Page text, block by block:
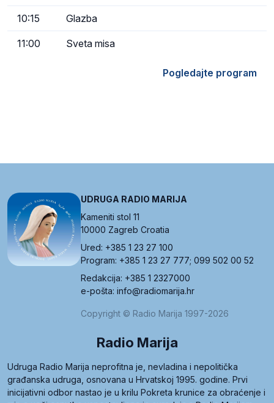
10:15 Glazba
11:00 Sveta misa
Pogledajte program
UDRUGA RADIO MARIJA
Kameniti stol 11
10000 Zagreb Croatia
Ured: +385 1 23 27 100
Program: +385 1 23 27 777; 099 502 00 52
Redakcija: +385 1 2327000
e-pošta: info@radiomarija.hr
Copyright © Radio Marija 1997-2026
Radio Marija
Udruga Radio Marija neprofitna je, nevladina i nepolitička
građanska udruga, osnovana u Hrvatskoj 1995. godine. Prvi
inicijativni odbor nastao je u krilu Pokreta krunice za obraćenje i